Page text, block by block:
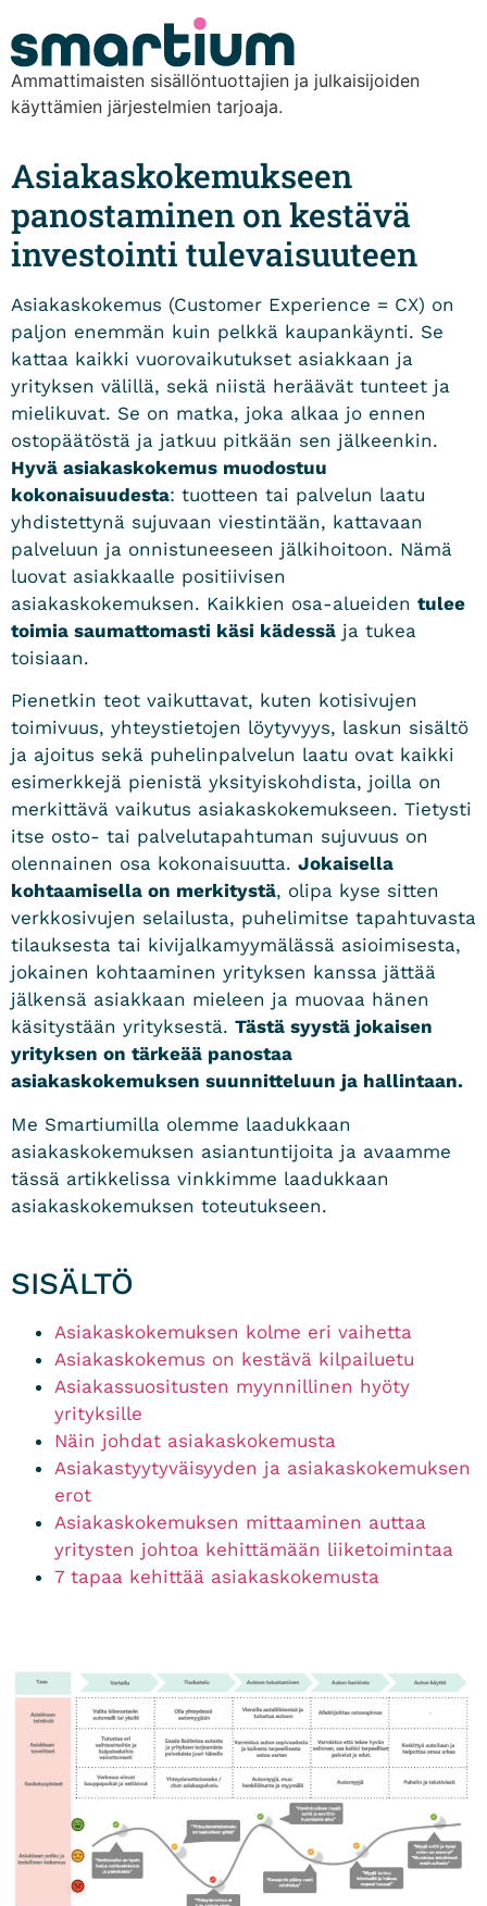
Ammattimaisten sisällöntuottajien ja julkaisijoiden
käyttämien järjestelmien tarjoaja.
Asiakaskokemukseen
panostaminen on kestävä
investointi tulevaisuuteen
Asiakaskokemus (Customer Experience = CX) on
paljon enemmän kuin pelkkä kaupankäynti. Se
kattaa kaikki vuorovaikutukset asiakkaan ja
yrityksen välillä, sekä niistä heräävät tunteet ja
mielikuvat. Se on matka, joka alkaa jo ennen
ostopäätöstä ja jatkuu pitkään sen jälkeenkin.
Hyvä asiakaskokemus muodostuu
kokonaisuudesta: tuotteen tai palvelun laatu
yhdistettynä sujuvaan viestintään, kattavaan
palveluun ja onnistuneeseen jälkihoitoon. Nämä
luovat asiakkaalle positiivisen
asiakaskokemuksen. Kaikkien osa-alueiden tulee
toimia saumattomasti käsi kädessä ja tukea
toisiaan.
Pienetkin teot vaikuttavat, kuten kotisivujen
toimivuus, yhteystietojen löytyvyys, laskun sisältö
ja ajoitus sekä puhelinpalvelun laatu ovat kaikki
esimerkkejä pienistä yksityiskohdista, joilla on
merkittävä vaikutus asiakaskokemukseen. Tietysti
itse osto- tai palvelutapahtuman sujuvuus on
olennainen osa kokonaisuutta. Jokaisella
kohtaamisella on merkitystä, olipa kyse sitten
verkkosivujen selailusta, puhelimitse tapahtuvasta
tilauksesta tai kivijalkamyymälässä asioimisesta,
jokainen kohtaaminen yrityksen kanssa jättää
jälkensä asiakkaan mieleen ja muovaa hänen
käsitystään yrityksestä. Tästä syystä jokaisen
yrityksen on tärkeää panostaa
asiakaskokemuksen suunnitteluun ja hallintaan.
Me Smartiumilla olemme laadukkaan
asiakaskokemuksen asiantuntijoita ja avaamme
tässä artikkelissa vinkkimme laadukkaan
asiakaskokemuksen toteutukseen.
SISÄLTÖ
Asiakaskokemuksen kolme eri vaihetta
Asiakaskokemus on kestävä kilpailuetu
Asiakassuositusten myynnillinen hyöty
yrityksille
Näin johdat asiakaskokemusta
Asiakastyytyväisyyden ja asiakaskokemuksen
erot
Asiakaskokemuksen mittaaminen auttaa
yritysten johtoa kehittämään liiketoimintaa
7 tapaa kehittää asiakaskokemusta